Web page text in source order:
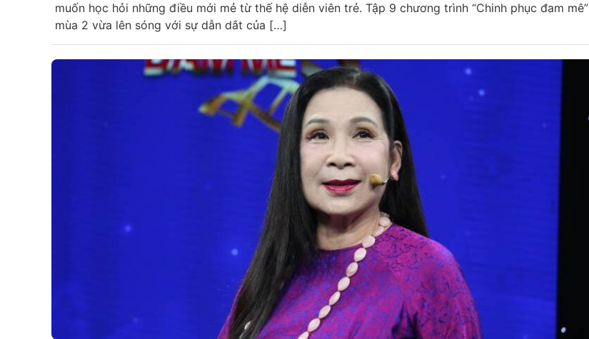
muốn học hỏi những điều mới mẻ từ thế hệ diễn viên trẻ. Tập 9 chương trình “Chinh phục đam mê”
mùa 2 vừa lên sóng với sự dẫn dắt của […]